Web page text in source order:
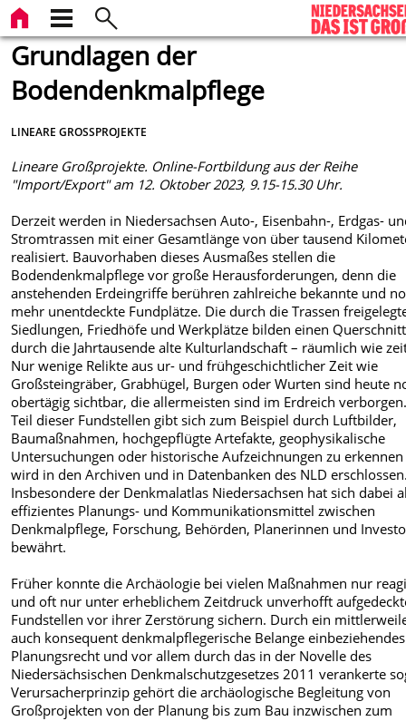
Grundlagen der
Bodendenkmalpflege
LINEARE GROSSPROJEKTE
Lineare Großprojekte. Online-Fortbildung aus der Reihe
"Import/Export" am 12. Oktober 2023, 9.15-15.30 Uhr.
Derzeit werden in Niedersachsen Auto-, Eisenbahn-, Erdgas-
Stromtrassen mit einer Gesamtlänge von über tausend
realisiert. Bauvorhaben dieses Ausmaßes stellen die
Bodendenkmalpflege vor große Herausforderungen, denn die
anstehenden Erdeingriffe berühren zahlreiche bekannte und
mehr unentdeckte Fundplätze. Die durch die Trassen
Siedlungen, Friedhöfe und Werkplätze bilden einen Querschnitt
durch die Jahrtausende alte Kulturlandschaft – räumlich wie
Nur wenige Relikte aus ur- und frühgeschichtlicher Zeit wie
Großsteingräber, Grabhügel, Burgen oder Wurten sind heute
obertägig sichtbar, die allermeisten sind im Erdreich
Teil dieser Fundstellen gibt sich zum Beispiel durch Luftbilder,
Baumaßnahmen, hochgepflügte Artefakte, geophysikalische
Untersuchungen oder historische Aufzeichnungen zu
wird in den Archiven und in Datenbanken des NLD
Insbesondere der Denkmalatlas Niedersachsen hat sich dabei
effizientes Planungs- und Kommunikationsmittel zwischen
Denkmalpflege, Forschung, Behörden, Planerinnen und
bewährt.
Früher konnte die Archäologie bei vielen Maßnahmen nur
und oft nur unter erheblichem Zeitdruck unverhofft
Fundstellen vor ihrer Zerstörung sichern. Durch ein
auch konsequent denkmalpflegerische Belange einbeziehendes
Planungsrecht und vor allem durch das in der Novelle des
Niedersächsischen Denkmalschutzgesetzes 2011 verankerte
Verursacherprinzip gehört die archäologische Begleitung von
Großprojekten von der Planung bis zum Bau inzwischen zum